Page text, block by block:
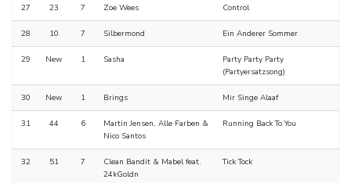
27 23 7 Zoe Wees Control
28 10 7 Silbermond Ein Anderer Sommer
29 New 1 Sasha
Party Party Party
(Partyersatzsong)
30 New 1 Brings Mir Singe Alaaf
31 44 6
Martin Jensen, Alle Farben &
Nico Santos
Running Back To You
32 51 7
Clean Bandit & Mabel feat.
24kGoldn
Tick Tock